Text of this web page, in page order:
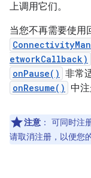
上调用它们。
当您不再需要使用
etworkCallback)
onPause() 非常
onResume() 中注
注意 ： 可同时注
请取消注册，以便您